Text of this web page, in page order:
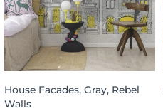
House Facades, Gray, Rebel
Walls